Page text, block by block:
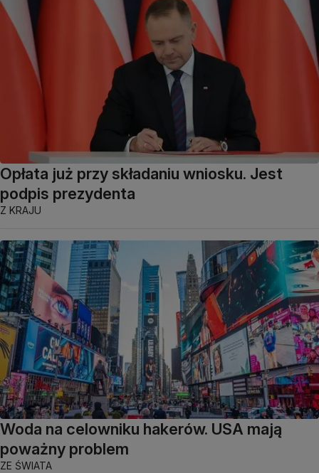
Opłata już przy składaniu wniosku. Jest
podpis prezydenta
Z KRAJU
Woda na celowniku hakerów. USA mają
poważny problem
ZE ŚWIATA